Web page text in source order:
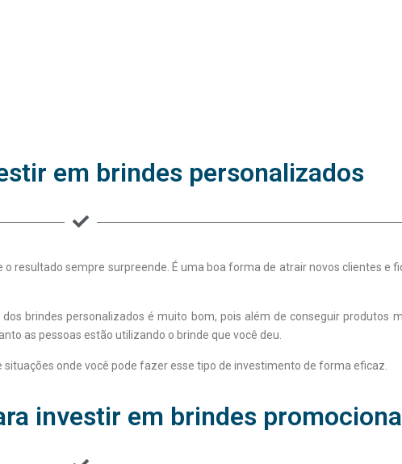
em brindes personalizados
resultado sempre surpreende. É uma boa forma de atrair novos clientes e
brindes personalizados é muito bom, pois além de conseguir produtos
as pessoas estão utilizando o brinde que você deu.
onde você pode fazer esse tipo de investimento de forma eficaz.
investir em brindes